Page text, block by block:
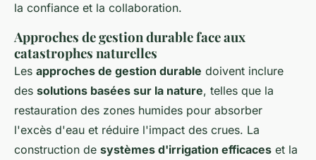
la confiance et la collaboration.
Approches de gestion durable face aux
catastrophes naturelles
Les approches de gestion durable doivent inclure
des solutions basées sur la nature, telles que la
restauration des zones humides pour absorber
l'excès d'eau et réduire l'impact des crues. La
construction de systèmes d'irrigation efficaces et la